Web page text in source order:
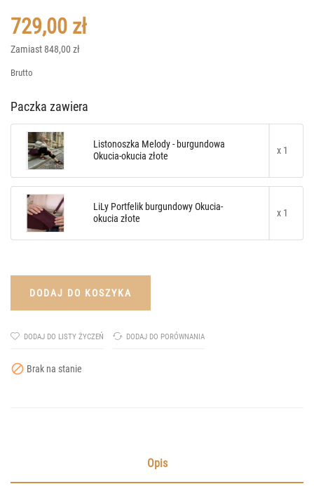
729,00 zł
Zamiast 848,00 zł
Brutto
Paczka zawiera
Listonoszka Melody - burgundowa
Okucia-okucia złote
x 1
LiLy Portfelik burgundowy Okucia-
okucia złote
x 1
DODAJ DO KOSZYKA
DODAJ DO LISTY ŻYCZEŃ DODAJ DO PORÓWNANIA
 Brak na stanie
Opis